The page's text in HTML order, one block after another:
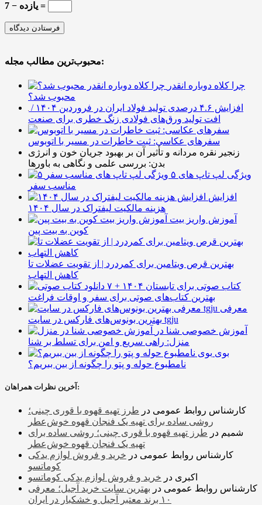
یازده − 7 =
محبوب‌ترین مطالب مجله:
چرا کلاه دوباره انقدر
محبوب شد؟
افزایش ۴.۶ درصدی تولید فولاد ایران در فروردین ۱۴۰۴ /
افت تولید ورق‌های فولادی زنگ خطری برای صنعت
سفرهای عکاسی: ثبت خاطرات در مسیر با اتوبوس
زنجیر نقره مردانه و تأثیر آن بر بهبود جریان خون و انرژی
بدن: بررسی علمی و نگاهی به باورها
۵ ویژگی لپ تاپ های
مناسب سفر
افزایش
هزینه مالکیت لیفتراک در سال ۱۴۰۴
آموزش واریز بیت
کوین به بیت پین
بهترین قرص ویتامین برای کمردرد | از تقویت عضلات تا
کاهش التهاب
۷ کتاب صوتی برای تابستان ۱۴۰۴ +
بهترین کتاب‌های صوتی برای سفر و اوقات فراغت
معرفی
بهترین بونوس‌های فارکس در سایت tgju
آموزش خصوصی شنا در
منزل: راهی سریع و امن برای تسلط بر شنا
بوی
نامطبوع حوله و پتو را چگونه از بین ببریم؟
آخرین نظرات همراهان:
کارشناس روابط عمومی در طرز تهیه قهوه با قوری چینی؛
روشی ساده برای تهیه یک فنجان قهوه خوش‌عطر
شمیم در طرز تهیه قهوه با قوری چینی؛ روشی ساده برای
تهیه یک فنجان قهوه خوش‌عطر
کارشناس روابط عمومی در خرید و فروش لوازم یدکی
کوماتسو
اکبری در خرید و فروش لوازم یدکی کوماتسو
کارشناس روابط عمومی در بهترین سایت خرید آجیل؛ معرفی
۱۰ برند معتبر آجیل و خشکبار در ایران